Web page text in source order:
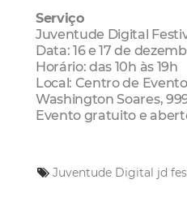
Serviço
Juventude Digital
Data: 16 e 17 de
Horário: das 10h às 19h
Local: Centro de
Washington Soares,
Evento gratuito e
Juventude Digital jd